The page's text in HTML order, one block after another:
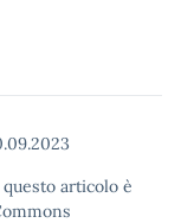
articolo è